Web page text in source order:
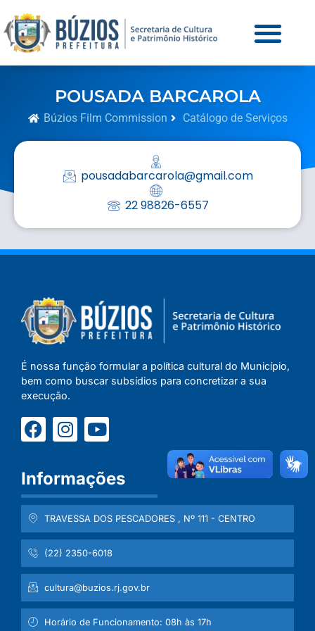
POUSADA BARCAROLA
Búzios Film Commission Catálogo de Serviços
pousadabarcarola@gmail.com
22 98826-6557
É nossa função formular a política cultural do Município,
bem como buscar subsídios para concretizar a sua
execução.
Informações
TRAVESSA DOS PESCADORES , Nº 111 - CENTRO
(22) 2350-6018
cultura@buzios.rj.gov.br
Horário de Funcionamento: 08h às 17h